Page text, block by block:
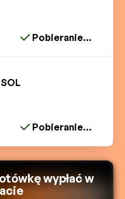
Pobieranie...
SOL
Pobieranie...
wypłać w